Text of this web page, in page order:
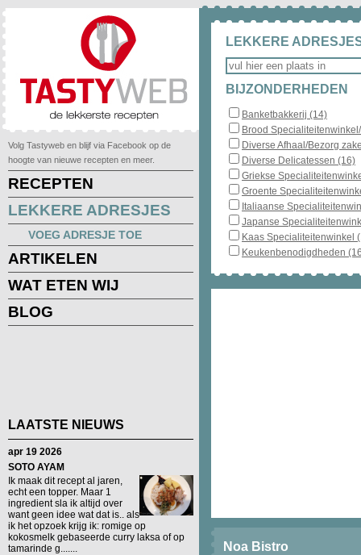
Volg Tastyweb en blijf via Facebook op de
hoogte van nieuwe recepten en meer.
RECEPTEN
LEKKERE ADRESJES
VOEG ADRESJE TOE
ARTIKELEN
WAT ETEN WIJ
BLOG
LAATSTE NIEUWS
apr 19 2026
SOTO AYAM
Ik maak dit recept al jaren,
echt een topper. Maar 1
ingredient sla ik altijd over
want geen idee wat dat is.. als
ik het opzoek krijg ik: romige op
kokosmelk gebaseerde curry laksa of op
tamarinde g.......
LEKKERE
BIJZONDERHEDEN
Banketbakkerij (14)
Brood
Diverse Afhaal/Bezorg
Diverse Delicatessen (16)
Griekse
Groente
Italiaanse
Japanse
Kaas Specialiteitenwinkel
Keukenbenodigdheden
Noa Bistro